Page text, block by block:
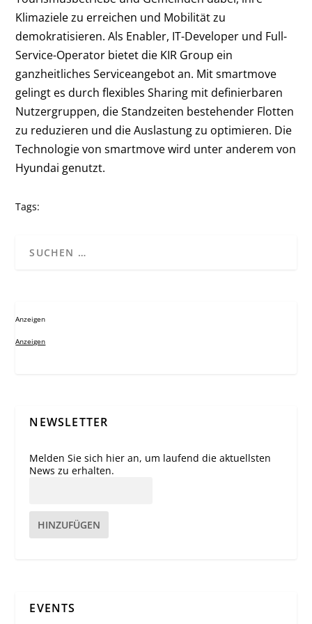
Klimaziele zu erreichen und Mobilität zu
demokratisieren. Als Enabler, IT-Developer und Full-
Service-Operator bietet die KIR Group ein
ganzheitliches Serviceangebot an. Mit smartmove
gelingt es durch flexibles Sharing mit definierbaren
Nutzergruppen, die Standzeiten bestehender Flotten
zu reduzieren und die Auslastung zu optimieren. Die
Technologie von smartmove wird unter anderem von
Hyundai genutzt.
Tags:
Anzeigen
Anzeigen
NEWSLETTER
Melden Sie sich hier an, um laufend die aktuellsten
News zu erhalten.
HINZUFÜGEN
EVENTS